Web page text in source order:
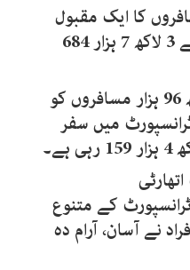
کا ایک مقبول
انتخاب رہا جس کے ذریعے 3 لاکھ 7 ہزار 684
ٹیکسی سروس نے 21 لاکھ 96 ہزار مسافروں کو
میں سفر
کے متنوع
نے آسان، آرام دہ